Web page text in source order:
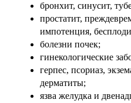
бронхит, синусит,
простатит,
импотенция,
болезни почек;
гинекологические
герпес, псориаз,
дерматиты;
язва желудка и